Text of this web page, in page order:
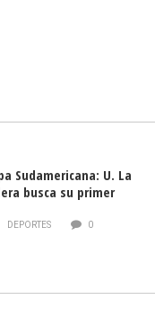
Sudamericana: U. La
busca su primer
DEPORTES 0